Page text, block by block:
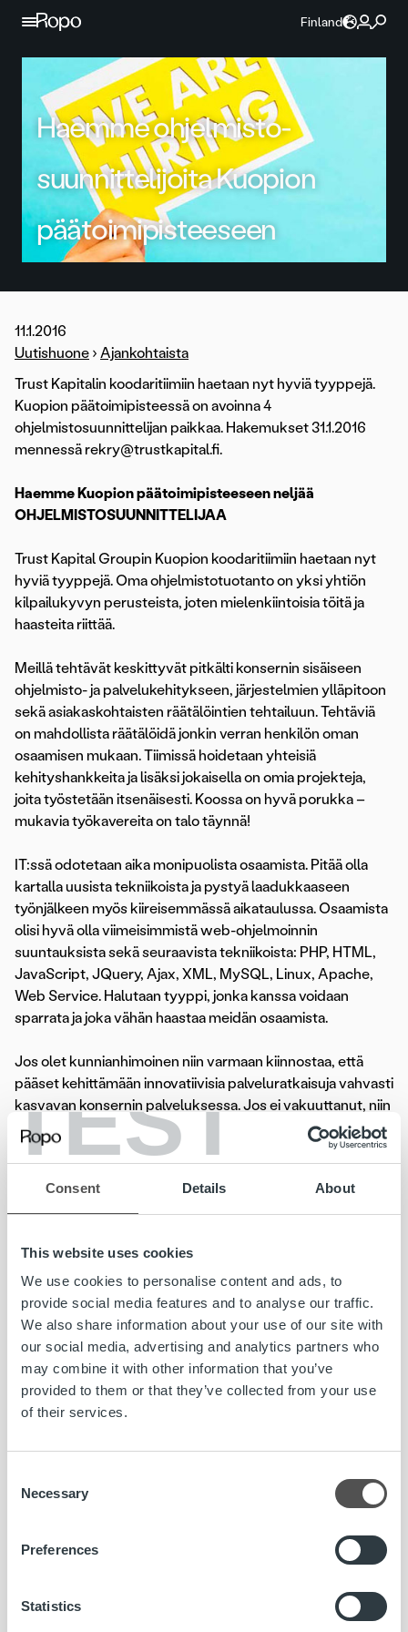
TEST
Consent Details About
This website uses cookies
We use cookies to personalise content and ads, to
provide social media features and to analyse our traffic.
We also share information about your use of our site with
our social media, advertising and analytics partners who
may combine it with other information that you’ve
provided to them or that they’ve collected from your use
of their services.
Selection
Necessary
Preferences
Statistics
Jatka sisältöön
Finland
Haemme ohjelmisto-
suunnittelijoita Kuopion
päätoimipisteeseen
11.1.2016
Uutishuone › Ajankohtaista
Trust Kapitalin koodaritiimiin haetaan nyt hyviä tyyppejä.
Kuopion päätoimipisteessä on avoinna 4
ohjelmistosuunnittelijan paikkaa. Hakemukset 31.1.2016
mennessä rekry@trustkapital.fi.
Haemme Kuopion päätoimipisteeseen neljää
OHJELMISTOSUUNNITTELIJAA
Trust Kapital Groupin Kuopion koodaritiimiin haetaan nyt
hyviä tyyppejä. Oma ohjelmistotuotanto on yksi yhtiön
kilpailukyvyn perusteista, joten mielenkiintoisia töitä ja
haasteita riittää.
Meillä tehtävät keskittyvät pitkälti konsernin sisäiseen
ohjelmisto- ja palvelukehitykseen, järjestelmien ylläpitoon
sekä asiakaskohtaisten räätälöintien tehtailuun. Tehtäviä
on mahdollista räätälöidä jonkin verran henkilön oman
osaamisen mukaan. Tiimissä hoidetaan yhteisiä
kehityshankkeita ja lisäksi jokaisella on omia projekteja,
joita työstetään itsenäisesti. Koossa on hyvä porukka –
mukavia työkavereita on talo täynnä!
IT:ssä odotetaan aika monipuolista osaamista. Pitää olla
kartalla uusista tekniikoista ja pystyä laadukkaaseen
työnjälkeen myös kiireisemmässä aikataulussa. Osaamista
olisi hyvä olla viimeisimmistä web-ohjelmoinnin
suuntauksista sekä seuraavista tekniikoista: PHP, HTML,
JavaScript, JQuery, Ajax, XML, MySQL, Linux, Apache,
Web Service. Halutaan tyyppi, jonka kanssa voidaan
sparrata ja joka vähän haastaa meidän osaamista.
Jos olet kunnianhimoinen niin varmaan kiinnostaa, että
pääset kehittämään innovatiivisia palveluratkaisuja vahvasti
kasvavan konsernin palveluksessa. Jos ei vakuuttanut, niin
innostuisitko meidän hauskasta porukasta ja loistavasta
työympäristöstä; toimistolla on mm. oma kuntosali
Yhteisiä illanviettojakin järjestetään ja lisäksi muita
aktiviteetteja.
Haluamme sinut porukkaamme mahdollisimman nopeasti,
jotenlähetä hakemus ansioluetteloineen ja
palkkatoiveineen viimeistään 31.1.2016
osoitteeseen rekry@trustkapital.fi otsikolla
OHJELMISTOSUUNNITTELIJA / KUOPIO. Haastattelut
aloitetaan heti sopivien hakemusten saavuttua, joten
kannattaa toimia heti.
hallintopäällikkö Arto Hakkaraiselta ke 13.1., ke 20.1. ja 27.1.
yritystalouden haasteisiin keskittynyt asiantuntijayhtiö.
prosesseja automatisoivat laskutuksen ja maksuvalvonnan
palveluratkaisut. Toiminta-ajatuksemme perustuu yhden